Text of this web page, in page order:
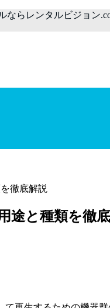
らレンタルビジョン
徹底解説
途と種類を徹